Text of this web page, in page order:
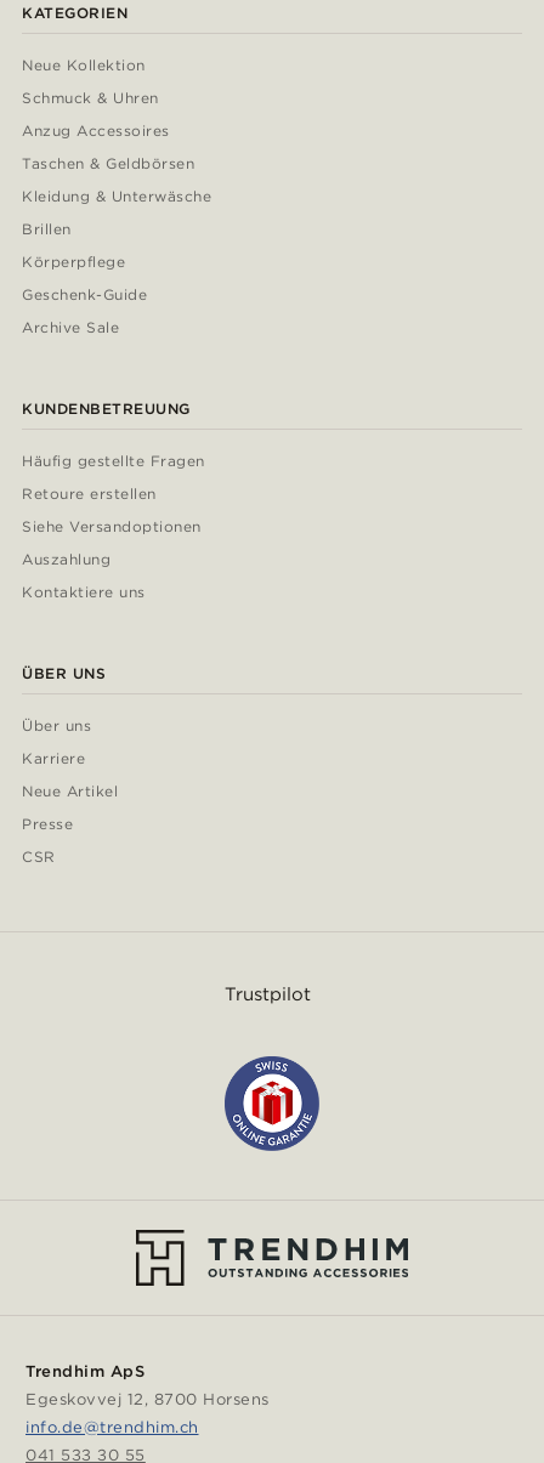
KATEGORIEN
Neue Kollektion
Schmuck & Uhren
Anzug Accessoires
Taschen & Geldbörsen
Kleidung & Unterwäsche
Brillen
Körperpflege
Geschenk-Guide
Archive Sale
KUNDENBETREUUNG
Häufig gestellte Fragen
Retoure erstellen
Siehe Versandoptionen
Auszahlung
Kontaktiere uns
ÜBER UNS
Über uns
Karriere
Neue Artikel
Presse
CSR
Trustpilot
Trendhim ApS
Egeskovvej 12, 8700 Horsens
info.de@trendhim.ch
041 533 30 55